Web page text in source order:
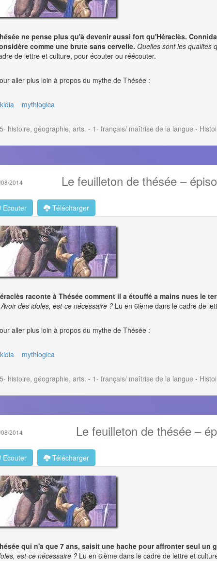
ne pense plus qu'à devenir aussi fort qu'Héraclès.
comme une brute sans cervelle. Quelles sont les qualités
de lettre et culture, pour écouter ou réécouter.
aller plus loin à propos du mythe de Thésée :
mythlogica
5- histoire, géographie, arts. - 1- français/ maîtrise de la langue -
2014 Le feuilleton de thésée –
Ecouter Télécharger
raconte à Thésée comment il a étouffé a mains nues le
des idoles, est-ce nécessaire ? Lu en 6ième dans le cadre de
aller plus loin à propos du mythe de Thésée :
mythlogica
5- histoire, géographie, arts. - 1- français/ maîtrise de la langue -
2014 Le feuilleton de thésée –
Ecouter Télécharger
qui n'a que 7 ans, saisit une hache pour affronter seul un
est-ce nécessaire ? Lu en 6ième dans le cadre de lettre et